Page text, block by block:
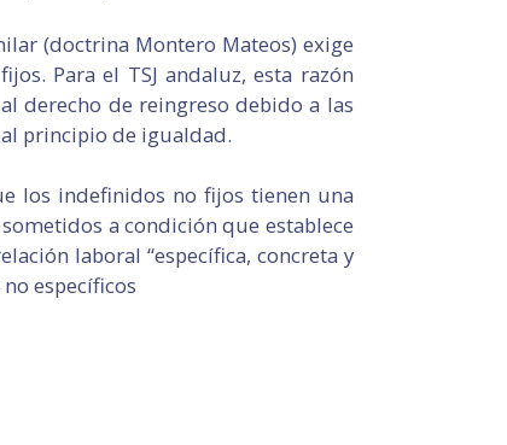
(doctrina Montero Mateos) exige
Para el TSJ andaluz, esta razón
derecho de reingreso debido a las
principio de igualdad.
los indefinidos no fijos tienen una
a condición que establece
laboral “específica, concreta y
específicos